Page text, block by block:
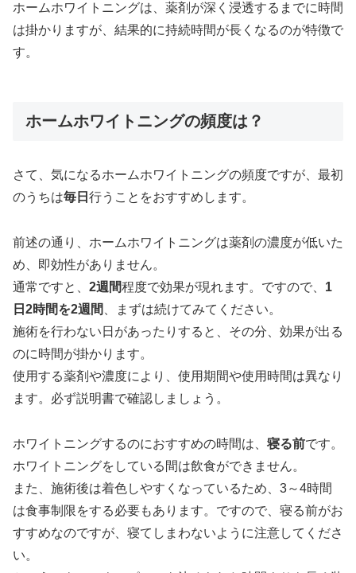
ホームホワイトニングは、 薬剤が深く浸透するまでに時間
は掛かりますが、結果的に持続時間が長くなるのが特徴で
す。
ホームホワイトニングの頻度は？
さて、気になるホームホワイトニングの頻度ですが、最初
のうちは毎日 行うことをおすすめします。
前述の通り、ホームホワイトニングは薬剤の濃度が低いた
め、即効性がありません。
通常ですと、 2週間程度で効果が現れます。ですので、 1
日2時間を2週間
、まずは続けてみてください。
施術を行わない日があったりすると、その分、効果が出る
のに時間が掛かります。
使用する薬剤や濃度により、使用期間や使用時間は異なり
ます。必ず説明書で確認しましょう。
ホワイトニングするのにおすすめの時間は、 寝る前です。
ホワイトニングをしている間は飲食ができません。
また、施術後は着色しやすくなっているため、3～4時間
は食事制限をする必要もあります。ですので、寝る前がお
すすめなのですが、寝てしまわないように注意してくださ
い。